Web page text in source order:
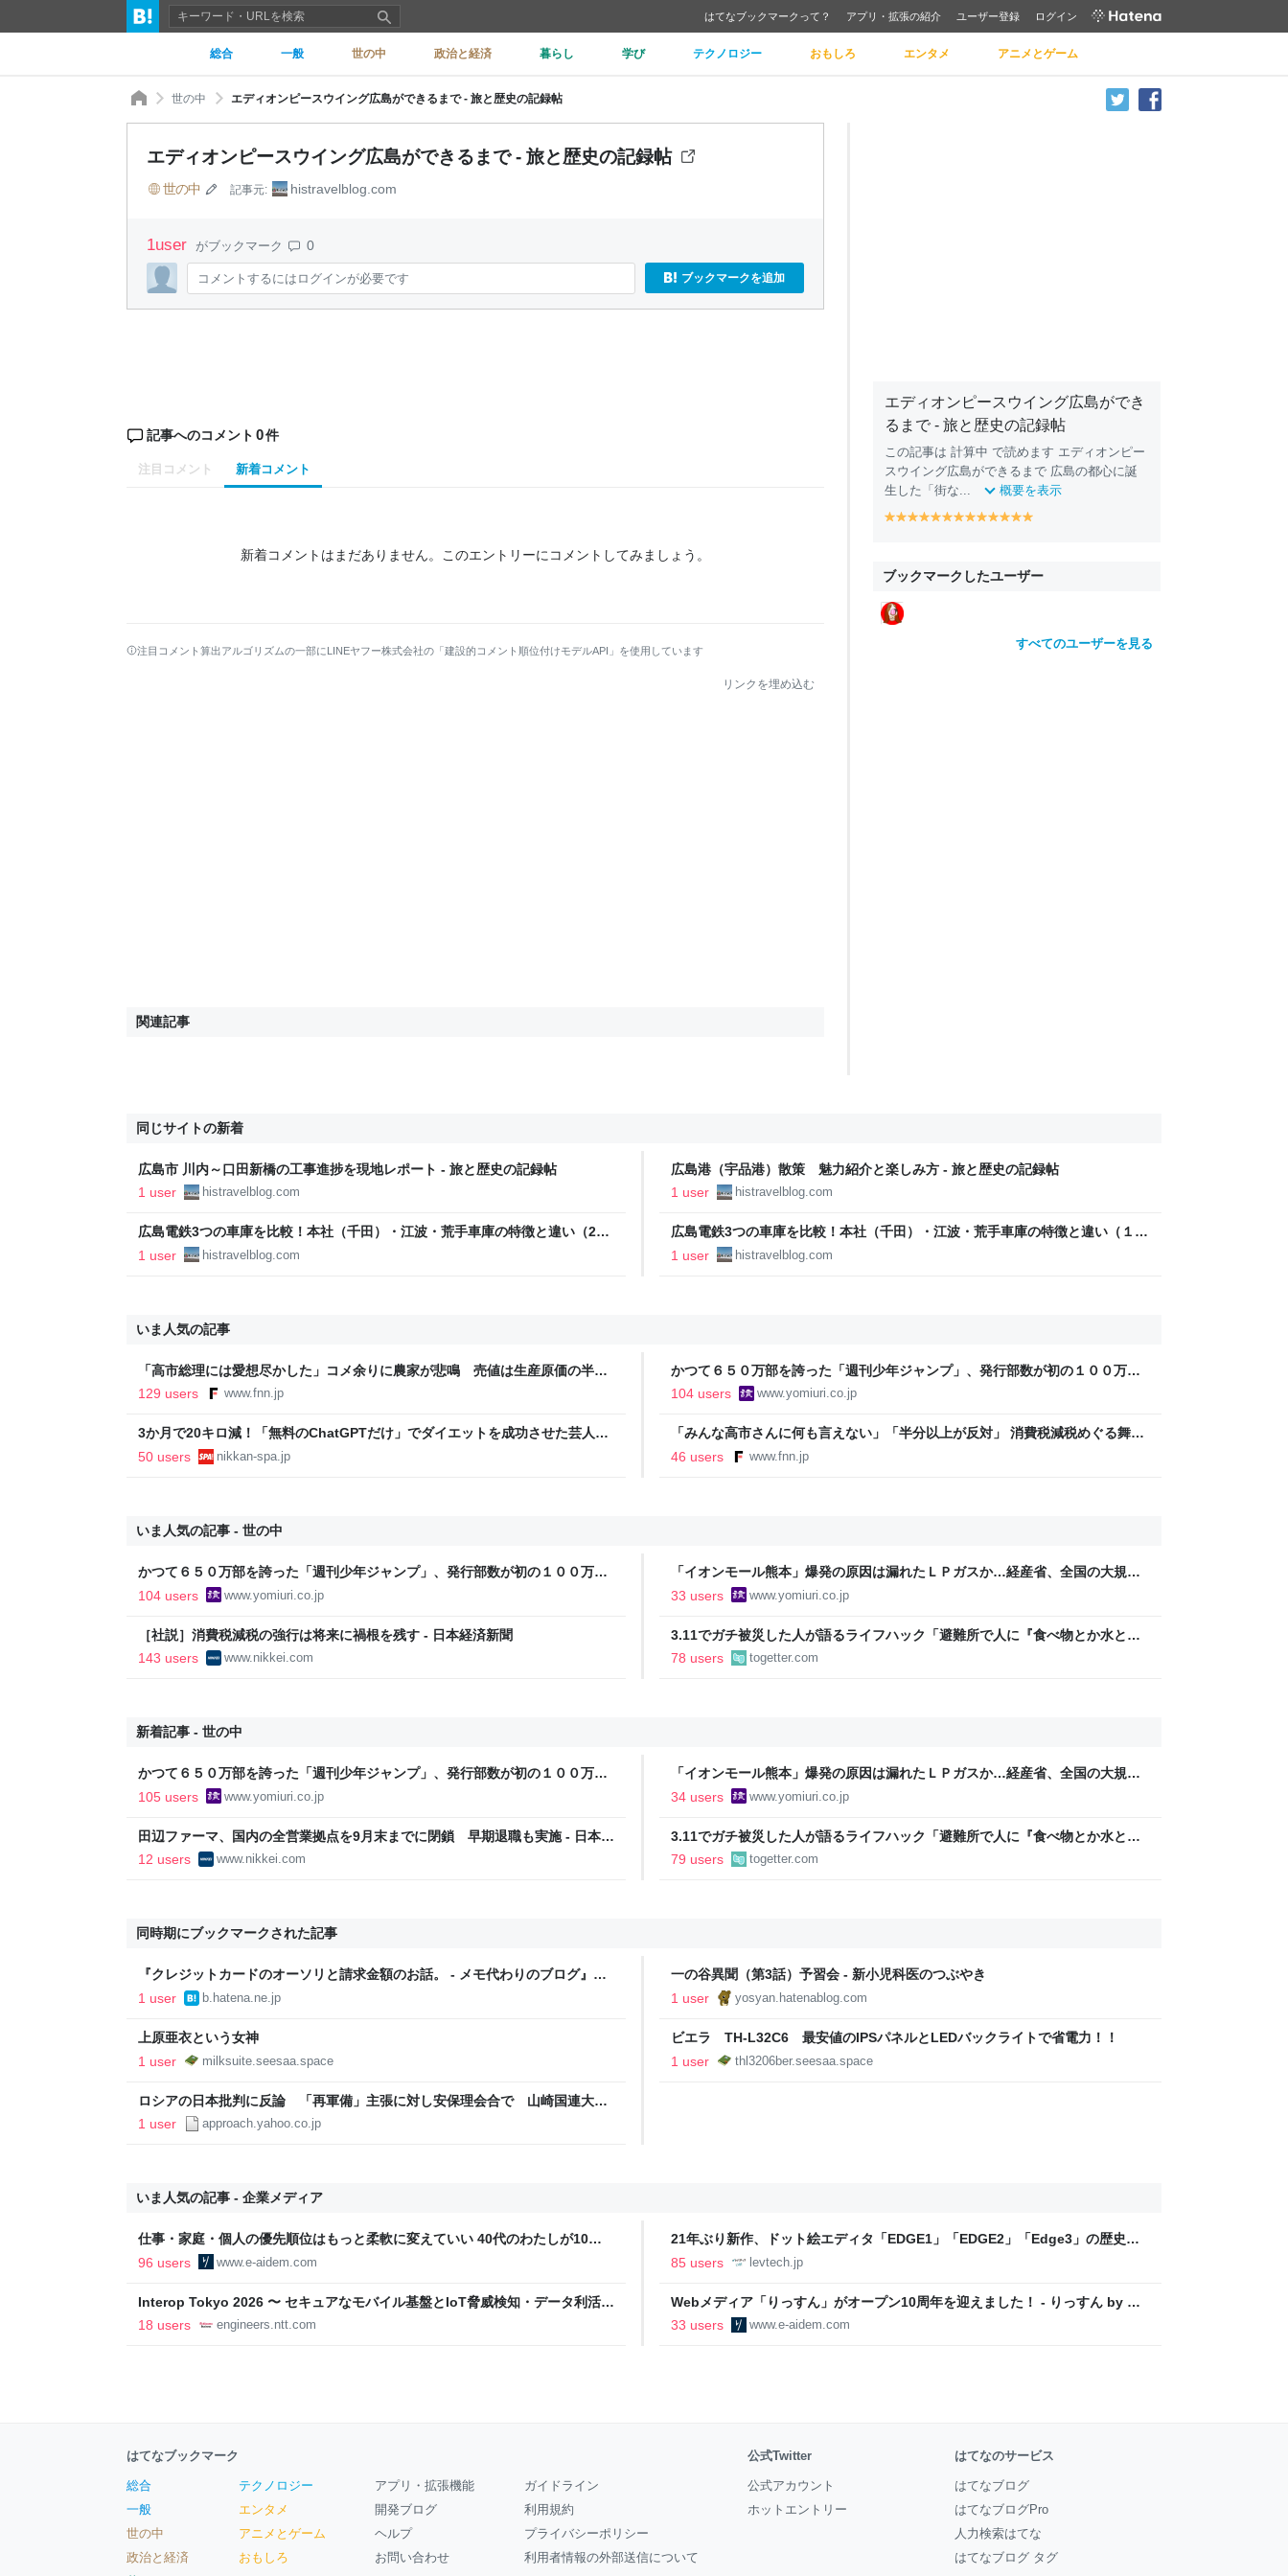
はてなブックマークって？ アプリ・拡張の紹介 ユーザー登録 ログイン
総合 一般 世の中 政治と経済 暮らし 学び テクノロジー おもしろ エンタメ アニメとゲーム
世の中 エディオンピースウイング広島ができるまで - 旅と歴史の記録帖
エディオンピースウイング広島ができるまで - 旅と歴史の記録帖
世の中 記事元: histravelblog.com
1user がブックマーク 0
コメントするにはログインが必要です ブックマークを追加
記事へのコメント 0件
注目コメント 新着コメント
新着コメントはまだありません。 このエントリーにコメントしてみましょう。
注目コメント算出アルゴリズムの一部にLINEヤフー株式会社の「建設的コメント順位付けモデルAPI」を使用しています
リンクを埋め込む
関連記事
エディオンピースウイング広島ができ
るまで - 旅と歴史の記録帖
この記事は 計算中 で読めます エディオンピー
スウイング広島ができるまで 広島の都心に誕
生した「街な...
概要を表示
y
o
y
o
y
o
y
o
y
o
y
o
y
o
y
o
y
o
y
o
y
o
y
oo
ブックマークしたユーザー
すべてのユーザーを見る
同じサイトの新着
広島市 川内～口田新橋の工事進捗を現地レポート - 旅と歴史の記録帖
1 user
histravelblog.com
広島港（宇品港）散策 魅力紹介と楽しみ方 - 旅と歴史の記録帖
1 user
histravelblog.com
広島電鉄3つの車庫を比較！本社（千田）・江波・荒手車庫の特徴と違い（2）
- 旅と歴史の記録帖
1 user histravelblog.com
広島電鉄3つの車庫を比較！本社（千田）・江波・荒手車庫の特徴と違い（１）
- 旅と歴史の記録帖
1 user histravelblog.com
いま人気の記事
「高市総理には愛想尽かした」コメ余りに農家が悲鳴 売値は生産原価の半分
以下に…肥料代や燃料代は高騰「今年でやめる」農家も｜FNNプライムオンラ
129 users www.fnn.jp
かつて６５０万部を誇った「週刊少年ジャンプ」、発行部数が初の１００万部
割れ…国内の紙雑誌で「１００万部超」ゼロに
104 users www.yomiuri.co.jp
3か月で20キロ減！「無料のChatGPTだけ」でダイエットを成功させた芸人を
直撃。「相手が人間だったらムリ」な減量メソッドに驚き | 日刊SPA!
50 users nikkan-spa.jp
「みんな高市さんに何も言えない」「半分以上が反対」 消費税減税めぐる舞台
裏 自民党内でくすぶる慎重論と本音【スポットライト】｜FNNプライムオン
46 users www.fnn.jp
いま人気の記事 - 世の中
かつて６５０万部を誇った「週刊少年ジャンプ」、発行部数が初の１００万部
割れ…国内の紙雑誌で「１００万部超」ゼロに
104 users www.yomiuri.co.jp
「イオンモール熊本」爆発の原因は漏れたＬＰガスか…経産省、全国の大規模
施設でガス供給設備の点検要請
33 users www.yomiuri.co.jp
［社説］消費税減税の強行は将来に禍根を残す - 日本経済新聞
143 users
www.nikkei.com
3.11でガチ被災した人が語るライフハック「避難所で人に『食べ物とか水とか
持ってますか？』と言われてもYESと答えちゃダメ」→苦い経験談が寄せられ
78 users togetter.com
新着記事 - 世の中
かつて６５０万部を誇った「週刊少年ジャンプ」、発行部数が初の１００万部
割れ…国内の紙雑誌で「１００万部超」ゼロに
105 users www.yomiuri.co.jp
「イオンモール熊本」爆発の原因は漏れたＬＰガスか…経産省、全国の大規模
施設でガス供給設備の点検要請
34 users www.yomiuri.co.jp
田辺ファーマ、国内の全営業拠点を9月末までに閉鎖 早期退職も実施 - 日本経
済新聞
12 users www.nikkei.com
3.11でガチ被災した人が語るライフハック「避難所で人に『食べ物とか水とか
持ってますか？』と言われてもYESと答えちゃダメ」→苦い経験談が寄せられ
79 users togetter.com
同時期にブックマークされた記事
『クレジットカードのオーソリと請求金額のお話。 - メモ代わりのブログ』へ
のコメント
1 user b.hatena.ne.jp
一の谷異聞（第3話）予習会 - 新小児科医のつぶやき
1 user
yosyan.hatenablog.com
上原亜衣という女神
1 user
milksuite.seesaa.space
ビエラ TH-L32C6 最安値のIPSパネルとLEDバックライトで省電力！！
1 user
thl3206ber.seesaa.space
ロシアの日本批判に反論 「再軍備」主張に対し安保理会合で 山崎国連大使
（時事通信） - Yahoo!ニュース
1 user approach.yahoo.co.jp
いま人気の記事 - 企業メディア
仕事・家庭・個人の優先順位はもっと柔軟に変えていい 40代のわたしが10年
後の自分に伝えたいこと - りっすん by イーアイデム
96 users www.e-aidem.com
21年ぶり新作、ドット絵エディタ「EDGE1」「EDGE2」「Edge3」の歴史に
ついて作者に聞く【フォーカス】 - レバテックLAB
85 users levtech.jp
Interop Tokyo 2026 〜 セキュアなモバイル基盤とIoT脅威検知・データ利活用
への取り組み 〜 - NTT docomo Business Engineers' Blog
18 users engineers.ntt.com
Webメディア「りっすん」がオープン10周年を迎えました！ - りっすん by イ
ーアイデム
33 users www.e-aidem.com
はてなブックマーク
総合
一般
世の中
政治と経済
テクノロジー
エンタメ
アニメとゲーム
おもしろ
アプリ・拡張機能
開発ブログ
ヘルプ
お問い合わせ
ガイドライン
利用規約
プライバシーポリシー
利用者情報の外部送信について
公式Twitter
公式アカウント
ホットエントリー
はてなのサービス
はてなブログ
はてなブログPro
人力検索はてな
はてなブログ タグ